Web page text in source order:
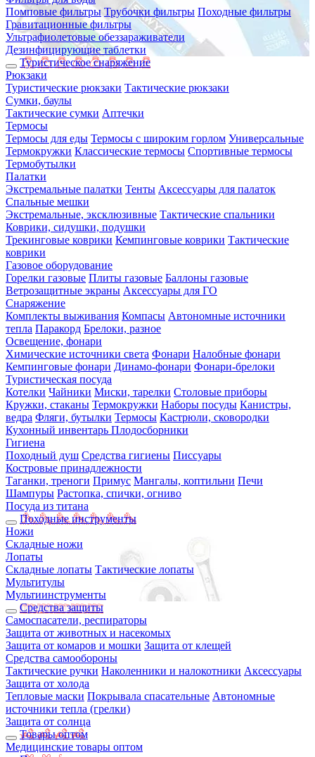
Помповые фильтры Трубочки фильтры Походные фильтры
Гравитационные фильтры
Ультрафиолетовые обеззараживатели
Дезинфицирующие таблетки
Туристическое снаряжение
Рюкзаки
Туристические рюкзаки Тактические рюкзаки
Сумки, баулы
Тактические сумки Аптечки
Термосы
Термосы для еды Термосы с широким горлом Универсальные
Термокружки Классические термосы Спортивные термосы
Термобутылки
Палатки
Экстремальные палатки Тенты Аксессуары для палаток
Спальные мешки
Экстремальные, эксклюзивные Тактические спальники
Коврики, сидушки, подушки
Трекинговые коврики Кемпинговые коврики Тактические
коврики
Газовое оборудование
Горелки газовые Плиты газовые Баллоны газовые
Ветрозащитные экраны Аксессуары для ГО
Снаряжение
Комплекты выживания Компасы Автономные источники
тепла Паракорд Брелоки, разное
Освещение, фонари
Химические источники света Фонари Налобные фонари
Кемпинговые фонари Динамо-фонари Фонари-брелоки
Туристическая посуда
Котелки Чайники Миски, тарелки Столовые приборы
Кружки, стаканы Термокружки Наборы посуды Канистры,
ведра Фляги, бутылки Термосы Кастрюли, сковородки
Кухонный инвентарь Плодосборники
Гигиена
Походный душ Средства гигиены Писсуары
Костровые принадлежности
Таганки, треноги Примус Мангалы, коптильни Печи
Шампуры Растопка, спички, огниво
Посуда из титана
Походные инструменты
Ножи
Складные ножи
Лопаты
Складные лопаты Тактические лопаты
Мультитулы
Мультиинструменты
Средства защиты
Самоспасатели, респираторы
Защита от животных и насекомых
Защита от комаров и мошки Защита от клещей
Средства самообороны
Тактические ручки Наколенники и налокотники Аксессуары
Защита от холода
Тепловые маски Покрывала спасательные Автономные
источники тепла (грелки)
Защита от солнца
Товары оптом
Медицинские товары оптом